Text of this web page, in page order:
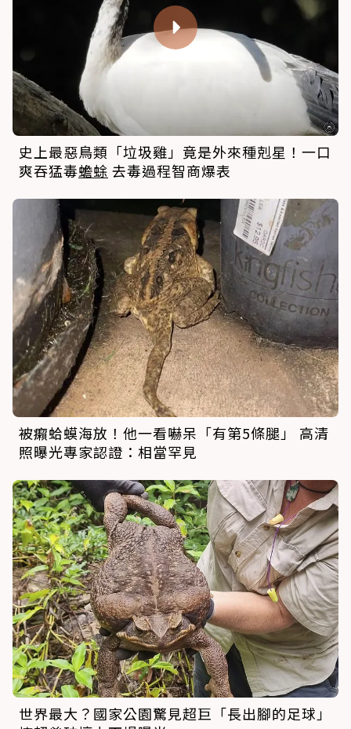
史上最惡鳥類「垃圾雞」竟是外來種剋星！一口
爽吞猛毒蟾蜍 去毒過程智商爆表
被癩蛤蟆海放！他一看嚇呆「有第5條腿」 高清
照曝光專家認證：相當罕見
世界最大？國家公園驚見超巨「長出腳的足球」